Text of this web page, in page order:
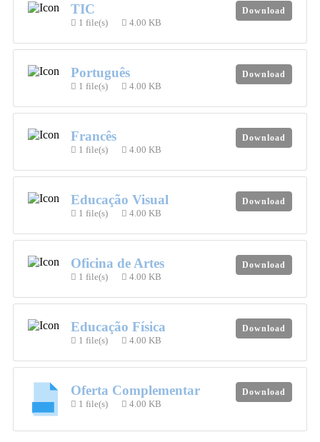
TIC
1 file(s) 4.00 KB
Download
Português
1 file(s) 4.00 KB
Download
Francês
1 file(s) 4.00 KB
Download
Educação Visual
1 file(s) 4.00 KB
Download
Oficina de Artes
1 file(s) 4.00 KB
Download
Educação Física
1 file(s) 4.00 KB
Download
Oferta Complementar
1 file(s) 4.00 KB
Download